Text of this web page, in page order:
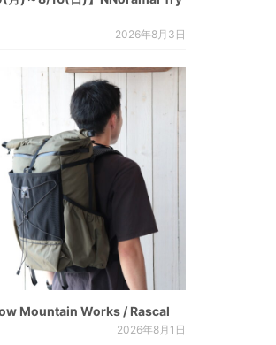
2026年8月3日
Mountain Works / Rascal
2026年8月1日